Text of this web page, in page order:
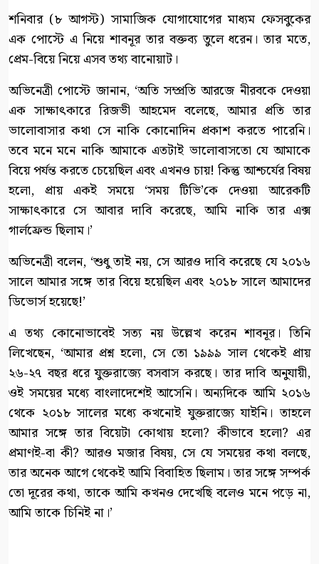
শনিবার (৮ আগস্ট) সামাজিক যোগাযোগের মাধ্যম ফেসবুকের
এক পোস্টে এ নিয়ে শাবনূর তার বক্তব্য তুলে ধরেন। তার মতে,
প্রেম-বিয়ে নিয়ে এসব তথ্য বানোয়াট।
অভিনেত্রী পোস্টে জানান, ‘অতি সম্প্রতি আরজে নীরবকে দেওয়া
এক সাক্ষাৎকারে রিজভী আহমেদ বলেছে, আমার প্রতি তার
ভালোবাসার কথা সে নাকি কোনোদিন প্রকাশ করতে পারেনি।
তবে মনে মনে নাকি আমাকে এতটাই ভালোবাসতো যে আমাকে
বিয়ে পর্যন্ত করতে চেয়েছিল এবং এখনও চায়! কিন্তু আশ্চর্যের বিষয়
হলো, প্রায় একই সময়ে ‘সময় টিভি’কে দেওয়া আরেকটি
সাক্ষাৎকারে সে আবার দাবি করেছে, আমি নাকি তার এক্স
গার্লফ্রেন্ড ছিলাম।’
অভিনেত্রী বলেন, ‘শুধু তাই নয়, সে আরও দাবি করেছে যে ২০১৬
সালে আমার সঙ্গে তার বিয়ে হয়েছিল এবং ২০১৮ সালে আমাদের
ডিভোর্স হয়েছে!’
এ তথ্য কোনোভাবেই সত্য নয় উল্লেখ করেন শাবনূর। তিনি
লিখেছেন, ‘আমার প্রশ্ন হলো, সে তো ১৯৯৯ সাল থেকেই প্রায়
২৬-২৭ বছর ধরে যুক্তরাজ্যে বসবাস করছে। তার দাবি অনুযায়ী,
ওই সময়ের মধ্যে বাংলাদেশেই আসেনি। অন্যদিকে আমি ২০১৬
থেকে ২০১৮ সালের মধ্যে কখনোই যুক্তরাজ্যে যাইনি। তাহলে
আমার সঙ্গে তার বিয়েটা কোথায় হলো? কীভাবে হলো? এর
প্রমাণই-বা কী? আরও মজার বিষয়, সে যে সময়ের কথা বলছে,
তার অনেক আগে থেকেই আমি বিবাহিত ছিলাম। তার সঙ্গে সম্পর্ক
তো দূরের কথা, তাকে আমি কখনও দেখেছি বলেও মনে পড়ে না,
আমি তাকে চিনিই না।’